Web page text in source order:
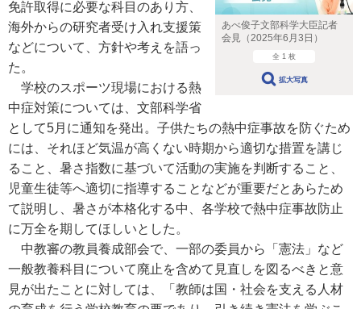
あべ俊子文部科学大臣記者
会見（2025年6月3日）
全 1 枚
拡大写真
免許取得に必要な科目のあり方、
海外からの研究者受け入れ支援策
などについて、方針や考えを語っ
た。
学校のスポーツ現場における熱
中症対策については、文部科学省
として5月に通知を発出。子供たちの熱中症事故を防ぐため
には、それほど気温が高くない時期から適切な措置を講じ
ること、暑さ指数に基づいて活動の実施を判断すること、
児童生徒等へ適切に指導することなどが重要だとあらため
て説明し、暑さが本格化する中、各学校で熱中症事故防止
に万全を期してほしいとした。
中教審の教員養成部会で、一部の委員から「憲法」など
一般教養科目について廃止を含めて見直しを図るべきと意
見が出たことに対しては、「教師は国・社会を支える人材